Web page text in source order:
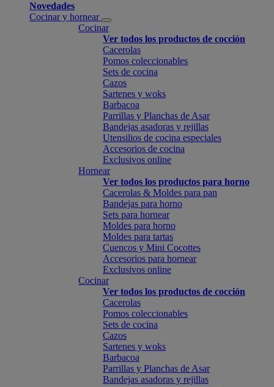
Novedades
Cocinar y hornear
Cocinar
Ver todos los productos de cocción
Cacerolas
Pomos coleccionables
Sets de cocina
Cazos
Sartenes y woks
Barbacoa
Parrillas y Planchas de Asar
Bandejas asadoras y rejillas
Utensilios de cocina especiales
Accesorios de cocina
Exclusivos online
Hornear
Ver todos los productos para horno
Cacerolas & Moldes para pan
Bandejas para horno
Sets para hornear
Moldes para horno
Moldes para tartas
Cuencos y Mini Cocottes
Accesorios para hornear
Exclusivos online
Cocinar
Ver todos los productos de cocción
Cacerolas
Pomos coleccionables
Sets de cocina
Cazos
Sartenes y woks
Barbacoa
Parrillas y Planchas de Asar
Bandejas asadoras y rejillas